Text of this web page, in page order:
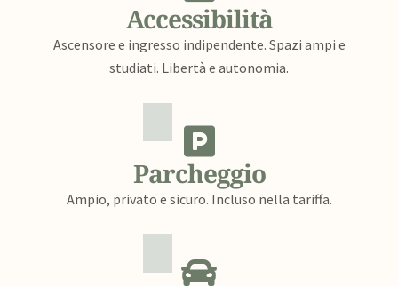
Accessibilità
Ascensore e ingresso indipendente. Spazi ampi e
studiati. Libertà e autonomia.
Parcheggio
Ampio, privato e sicuro. Incluso nella tariffa.